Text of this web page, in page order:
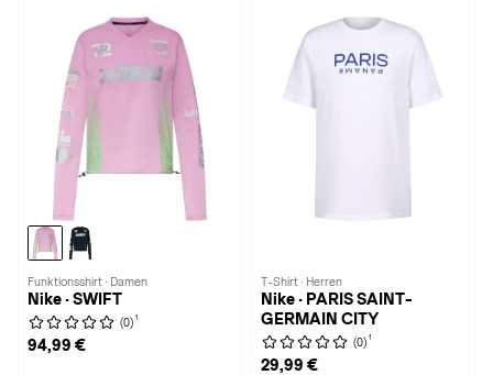
Funktionsshirt · Damen
Nike · SWIFT
(0) 1
94,99 €
T-Shirt · Herren
Nike · PARIS SAINT-
GERMAIN CITY
(0) 1
29,99 €